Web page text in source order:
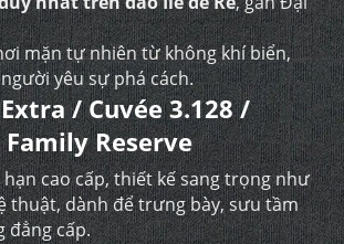
mặn tự nhiên từ không khí biển,
yêu sự phá cách.
/ Cuvée 3.128 /
Reserve
cao cấp, thiết kế sang trọng như
thuật, dành để trưng bày, sưu tầm
đẳng cấp.